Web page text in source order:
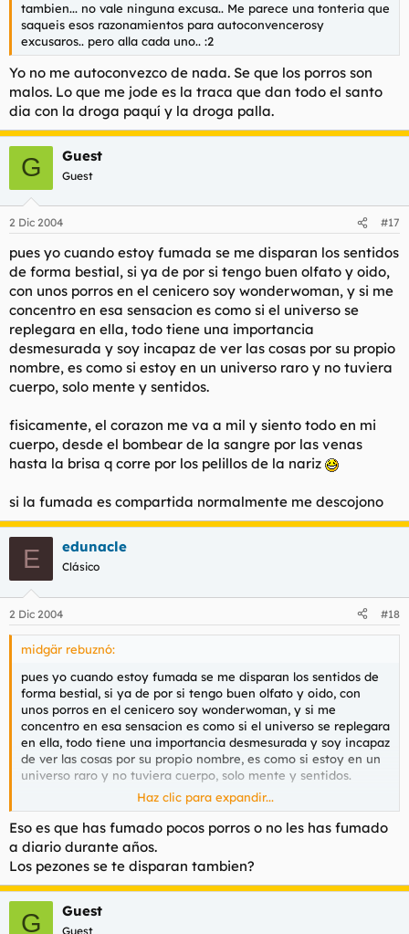
tambien... no vale ninguna excusa.. Me parece una tonteria que
saqueis esos razonamientos para autoconvencerosy
excusaros.. pero alla cada uno.. :2
Yo no me autoconvezco de nada. Se que los porros son
malos. Lo que me jode es la traca que dan todo el santo
dia con la droga paquí y la droga palla.
G Guest
Guest
2 Dic 2004 #17
pues yo cuando estoy fumada se me disparan los sentidos
de forma bestial, si ya de por si tengo buen olfato y oido,
con unos porros en el cenicero soy wonderwoman, y si me
concentro en esa sensacion es como si el universo se
replegara en ella, todo tiene una importancia
desmesurada y soy incapaz de ver las cosas por su propio
nombre, es como si estoy en un universo raro y no tuviera
cuerpo, solo mente y sentidos.
fisicamente, el corazon me va a mil y siento todo en mi
cuerpo, desde el bombear de la sangre por las venas
hasta la brisa q corre por los pelillos de la nariz
si la fumada es compartida normalmente me descojono
E edunacle
Clásico
2 Dic 2004 #18
midgär rebuznó:
pues yo cuando estoy fumada se me disparan los sentidos de
forma bestial, si ya de por si tengo buen olfato y oido, con
unos porros en el cenicero soy wonderwoman, y si me
concentro en esa sensacion es como si el universo se replegara
en ella, todo tiene una importancia desmesurada y soy incapaz
de ver las cosas por su propio nombre, es como si estoy en un
universo raro y no tuviera cuerpo, solo mente y sentidos.
fisicamente, el corazon me va a mil y siento todo en mi cuerpo,
desde el bombear de la sangre por las venas hasta la brisa q
corre por los pelillos de la nariz
si la fumada es compartida normalmente me descojono
Haz clic para expandir...
Eso es que has fumado pocos porros o no les has fumado
a diario durante años.
Los pezones se te disparan tambien?
G Guest
Guest